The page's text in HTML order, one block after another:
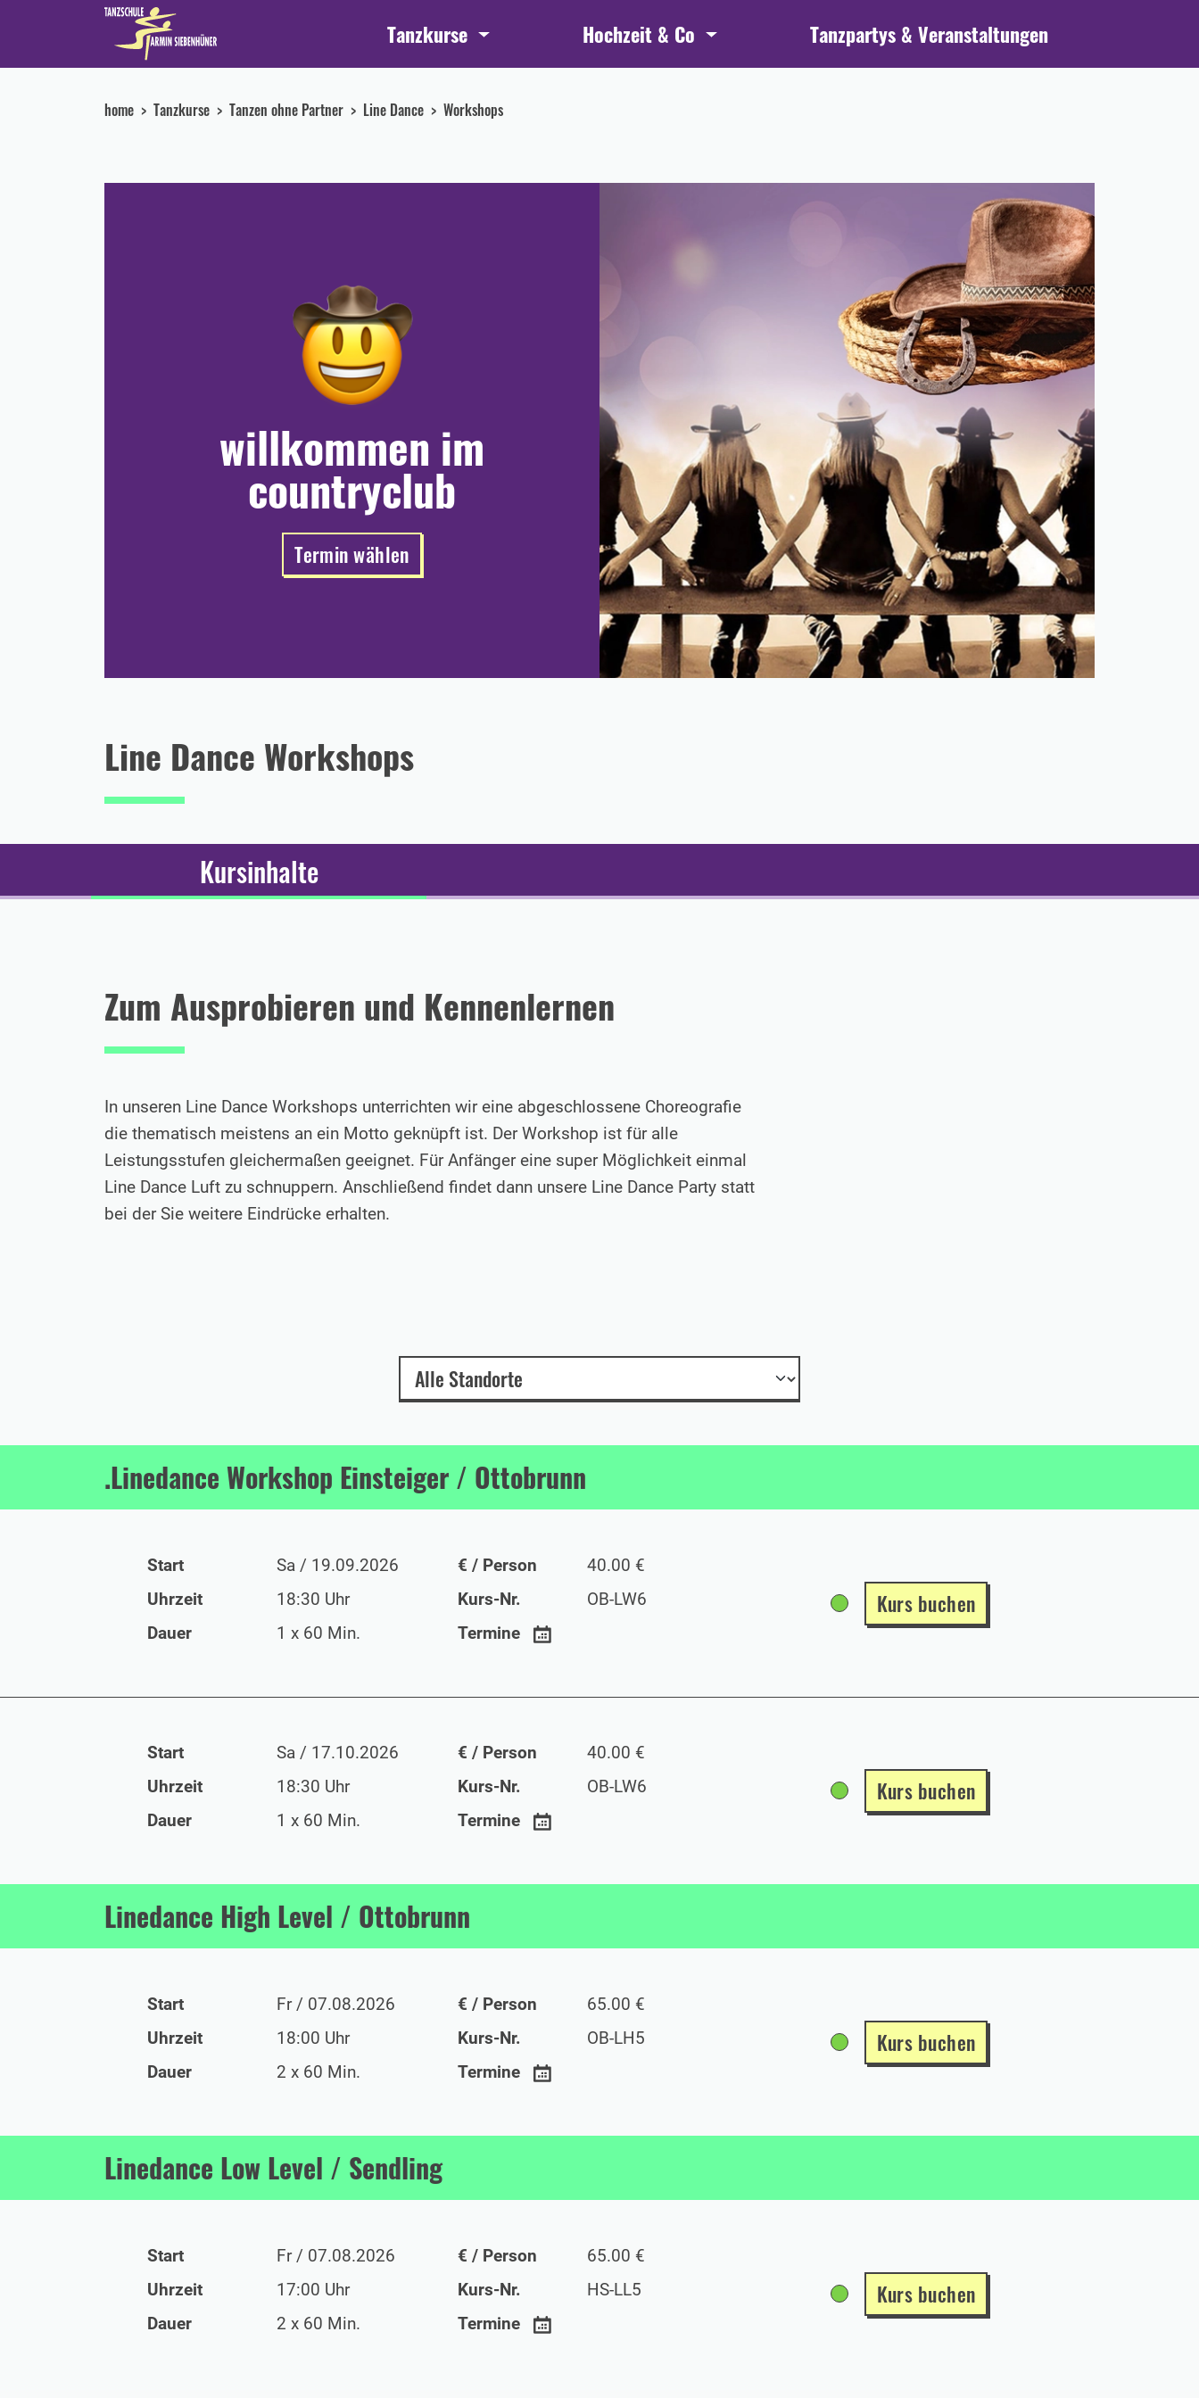
Tanzkurse Hochzeit & Co Tanzpartys & Veranstaltungen
home Tanzkurse Tanzen ohne Partner Line Dance Workshops
willkommen im
countryclub
Termin wählen
Line Dance Workshops
Kursinhalte
Zum Ausprobieren und Kennenlernen
In unseren Line Dance Workshops unterrichten wir eine abgeschlossene Choreografie
die thematisch meistens an ein Motto geknüpft ist. Der Workshop ist für alle
Leistungsstufen gleichermaßen geeignet. Für Anfänger eine super Möglichkeit einmal
Line Dance Luft zu schnuppern. Anschließend findet dann unsere Line Dance Party statt
bei der Sie weitere Eindrücke erhalten.
.Linedance Workshop Einsteiger / Ottobrunn
Start
Sa / 19.09.2026
Uhrzeit
18:30 Uhr
Dauer
1 x 60 Min.
€ / Person
40.00 €
Kurs-Nr.
OB-LW6
Termine
Kurs buchen
Start
Sa / 17.10.2026
Uhrzeit
18:30 Uhr
Dauer
1 x 60 Min.
€ / Person
40.00 €
Kurs-Nr.
OB-LW6
Termine
Kurs buchen
Linedance High Level / Ottobrunn
Start
Fr / 07.08.2026
Uhrzeit
18:00 Uhr
Dauer
2 x 60 Min.
€ / Person
65.00 €
Kurs-Nr.
OB-LH5
Termine
Kurs buchen
Linedance Low Level / Sendling
Start
Fr / 07.08.2026
Uhrzeit
17:00 Uhr
Dauer
2 x 60 Min.
€ / Person
65.00 €
Kurs-Nr.
HS-LL5
Termine
Kurs buchen